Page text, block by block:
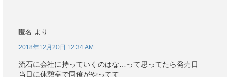
匿名 より:
2018年12月20日 12:34 AM
流石に会社に持っていくのはな…って思ってたら発売日
当日に休憩室で同僚がやってて